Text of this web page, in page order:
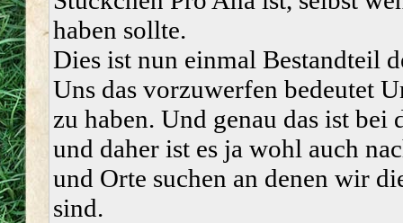
haben sollte.
Dies ist nun einmal Bestandteil
Uns das vorzuwerfen bedeutet
zu haben. Und genau das ist
und daher ist es ja wohl auch
und Orte suchen an denen wir
sind.